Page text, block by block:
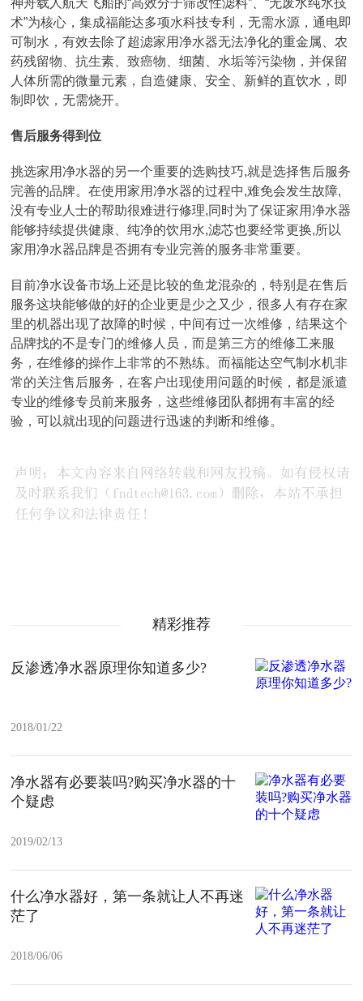
神舟载人航天飞船的“高效分子筛改性滤料”、“无废水纯水技
术”为核心，集成福能达多项水科技专利，无需水源，通电即
可制水，有效去除了超滤家用净水器无法净化的重金属、农
药残留物、抗生素、致癌物、细菌、水垢等污染物，并保留
人体所需的微量元素，自造健康、安全、新鲜的直饮水，即
制即饮，无需烧开。
售后服务得到位
挑选家用净水器的另一个重要的选购技巧,就是选择售后服务
完善的品牌。在使用家用净水器的过程中,难免会发生故障,
没有专业人士的帮助很难进行修理,同时为了保证家用净水器
能够持续提供健康、纯净的饮用水,滤芯也要经常更换,所以
家用净水器品牌是否拥有专业完善的服务非常重要。
目前净水设备市场上还是比较的鱼龙混杂的，特别是在售后
服务这块能够做的好的企业更是少之又少，很多人有存在家
里的机器出现了故障的时候，中间有过一次维修，结果这个
品牌找的不是专门的维修人员，而是第三方的维修工来服
务，在维修的操作上非常的不熟练。而福能达空气制水机非
常的关注售后服务，在客户出现使用问题的时候，都是派遣
专业的维修专员前来服务，这些维修团队都拥有丰富的经
验，可以就出现的问题进行迅速的判断和维修。
精彩推荐
反渗透净水器原理你知道多少?
2018/01/22
净水器有必要装吗?购买净水器的十
个疑虑
2019/02/13
什么净水器好，第一条就让人不再迷
茫了
2018/06/06